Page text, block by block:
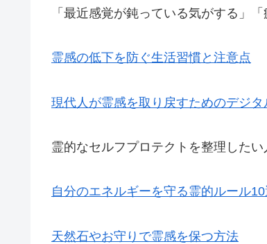
「最近感覚が鈍っている気がする」
霊感の低下を防ぐ生活習慣と注意点
現代人が霊感を取り戻すためのデジ
霊的なセルフプロテクトを整理したい
自分のエネルギーを守る霊的ルール10
天然石やお守りで霊感を保つ方法